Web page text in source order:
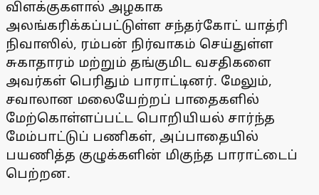
விளக்குகளால் அழகாக
அலங்கரிக்கப்பட்டுள்ள சந்தர்கோட் யாத்ரி
நிவாஸில், ரம்பன் நிர்வாகம் செய்துள்ள
சுகாதாரம் மற்றும் தங்குமிட வசதிகளை
அவர்கள் பெரிதும் பாராட்டினர். மேலும்,
சவாலான மலையேற்றப் பாதைகளில்
மேற்கொள்ளப்பட்ட பொறியியல் சார்ந்த
மேம்பாட்டுப் பணிகள், அப்பாதையில்
பயணித்த குழுக்களின் மிகுந்த பாராட்டைப்
பெற்றன.